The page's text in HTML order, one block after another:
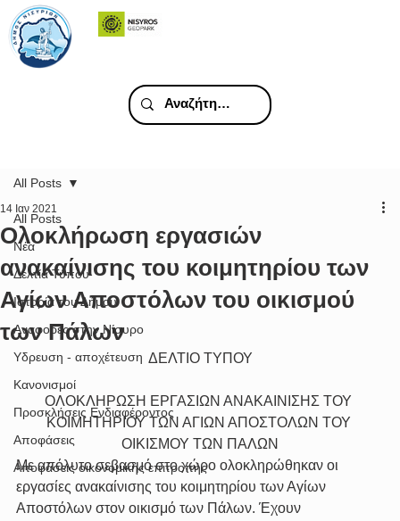
All Posts
Νέα
Δελτία Τύπου
Ιστορία του Δήμου
Αναφορές στην Νίσυρο
Υδρευση - αποχέτευση
Κανονισμοί
Προσκλήσεις Ενδιαφέροντος
Αποφάσεις
Αποφάσεις οικονομικής επιτροπής
All Posts
Ολοκλήρωση εργασιών
ανακαίνισης του κοιμητηρίου των
Αγίων Αποστόλων του οικισμού
των Πάλων
14 Ιαν 2021
ΔΕΛΤΙΟ ΤΥΠΟΥ
ΟΛΟΚΛΗΡΩΣΗ ΕΡΓΑΣΙΩΝ ΑΝΑΚΑΙΝΙΣΗΣ ΤΟΥ
ΚΟΙΜΗΤΗΡΙΟΥ ΤΩΝ ΑΓΙΩΝ ΑΠΟΣΤΟΛΩΝ ΤΟΥ
ΟΙΚΙΣΜΟΥ ΤΩΝ ΠΑΛΩΝ
Με απόλυτο σεβασμό στο χώρο ολοκληρώθηκαν οι
εργασίες ανακαίνισης του κοιμητηρίου των Αγίων
Αποστόλων στον οικισμό των Πάλων. Έχουν